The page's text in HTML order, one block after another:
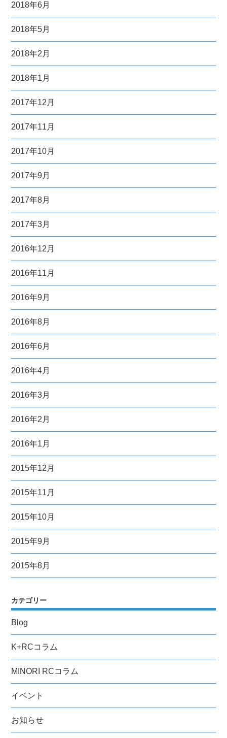
2018年6月
2018年5月
2018年2月
2018年1月
2017年12月
2017年11月
2017年10月
2017年9月
2017年8月
2017年3月
2016年12月
2016年11月
2016年9月
2016年8月
2016年6月
2016年4月
2016年3月
2016年2月
2016年1月
2015年12月
2015年11月
2015年10月
2015年9月
2015年8月
カテゴリー
Blog
K+RCコラム
MINORI RCコラム
イベント
お知らせ